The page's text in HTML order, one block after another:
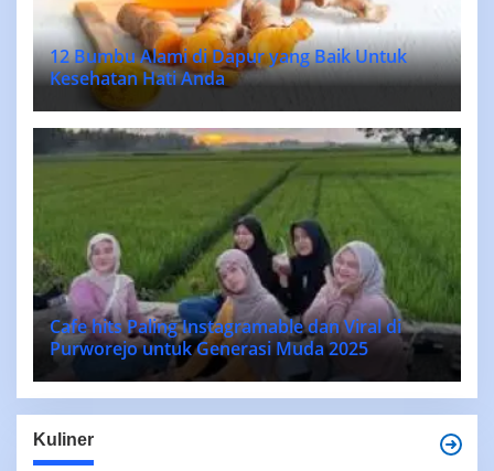
12 Bumbu Alami di Dapur yang Baik Untuk
Kesehatan Hati Anda
Cafe hits Paling Instagramable dan Viral di
Purworejo untuk Generasi Muda 2025
Kuliner